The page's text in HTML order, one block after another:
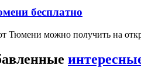
бесплатно
Тюмени можно получить на